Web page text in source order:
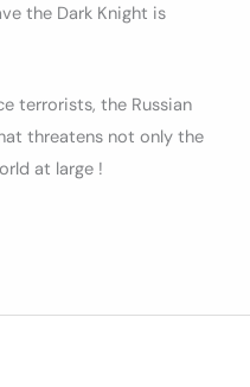
the Dark Knight is
terrorists, the Russian
threatens not only the
at large !